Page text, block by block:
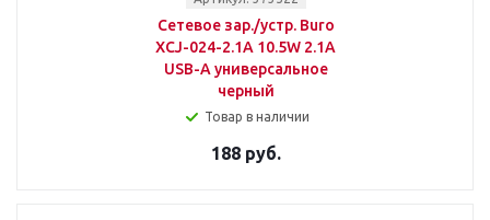
Сетевое зар./устр. Buro
XCJ-024-2.1A 10.5W 2.1A
USB-A универсальное
черный
Товар в наличии
188 руб.